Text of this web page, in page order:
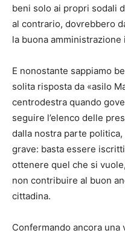
beni solo ai propri sodali
al contrario, dovrebbero
la buona
E nonostante sappiamo
solita risposta da «asilo
centrodestra quando
seguire l’elenco delle
dalla nostra parte
grave: basta essere
ottenere quel che si
non contribuire al buon
cittadina.
Confermando ancora